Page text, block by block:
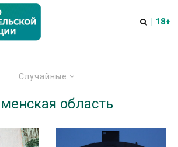
| 18+
Случайные
область